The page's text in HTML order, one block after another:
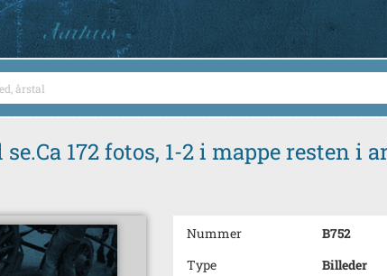
172 fotos, 1-2 i mappe resten i
Nummer
B752
Type
Billeder